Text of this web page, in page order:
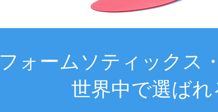
フォームソティックス
世界中で選ばれ